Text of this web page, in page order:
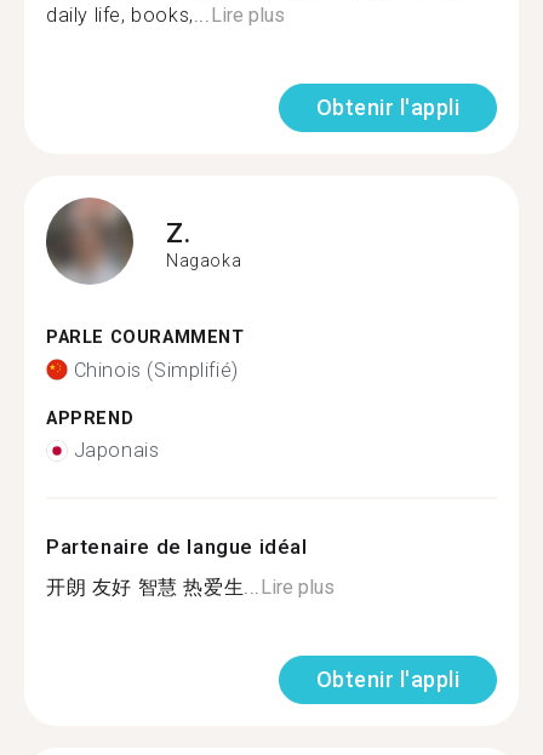
daily life, books,...Lire plus
Obtenir l'appli
Z.
Nagaoka
PARLE COURAMMENT
Chinois (Simplifié)
APPREND
Japonais
Partenaire de langue idéal
开朗 友好 智慧 热爱生...Lire plus
Obtenir l'appli